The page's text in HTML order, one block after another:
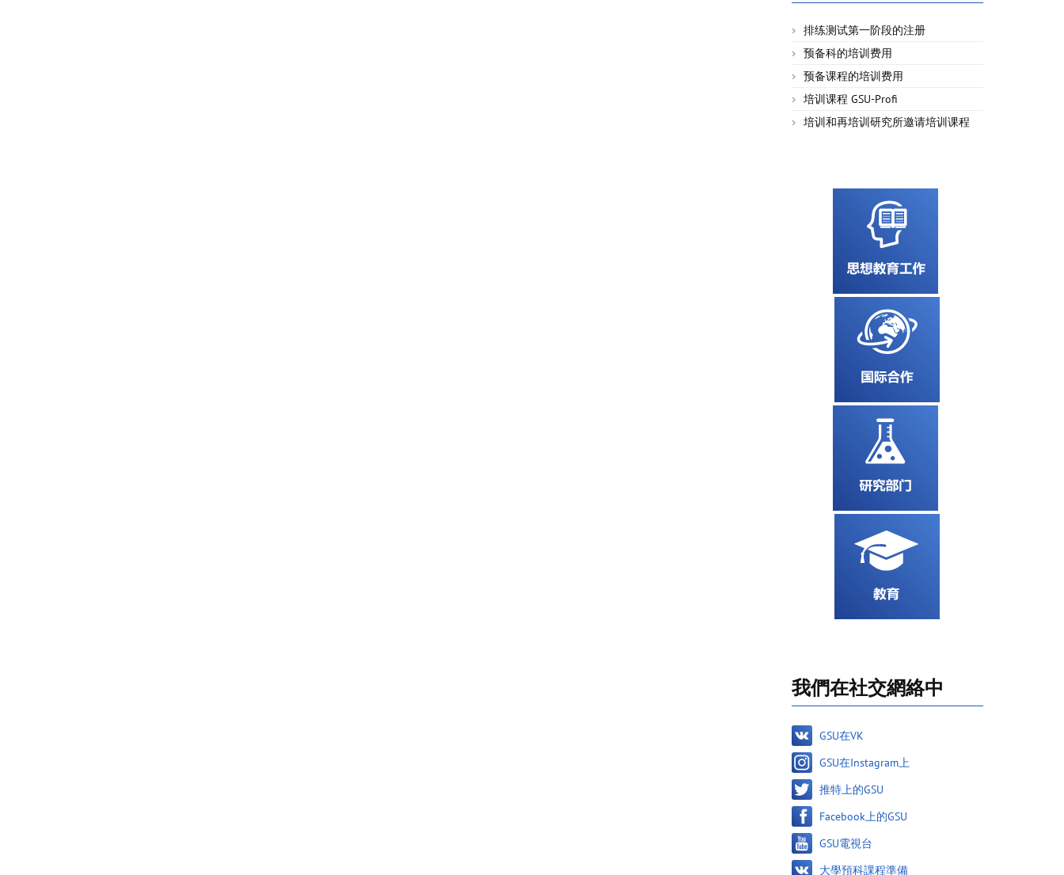
排练测试第一阶段的注册
预备科的培训费用
预备课程的培训费用
培训课程 GSU-Profi
培训和再培训研究所邀请培训课程
我們在社交網絡中
GSU在VK
GSU在Instagram上
推特上的GSU
Facebook上的GSU
GSU電視台
大學預科課程準備